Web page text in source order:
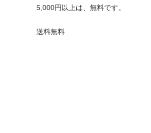
5,000円以上は、無料です。
送料無料